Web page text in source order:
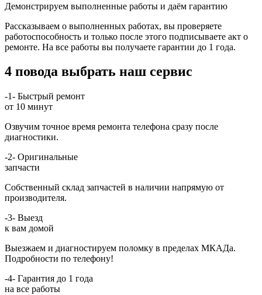
Демонстрируем выполненные работы и даём гарантию
Рассказываем о выполненных работах, вы проверяете
работоспособность и только после этого подписываете акт о
ремонте. На все работы вы получаете гарантии до 1 года.
4 повода выбрать наш сервис
-1- Быстрый ремонт
от 10 минут
Озвучим точное время ремонта телефона сразу после
диагностики.
-2- Оригинальные
запчасти
Собственный склад запчастей в наличии напрямую от
производителя.
-3- Выезд
к вам домой
Выезжаем и диагностируем поломку в пределах МКАДа.
Подробности по телефону!
-4- Гарантия до 1 года
на все работы